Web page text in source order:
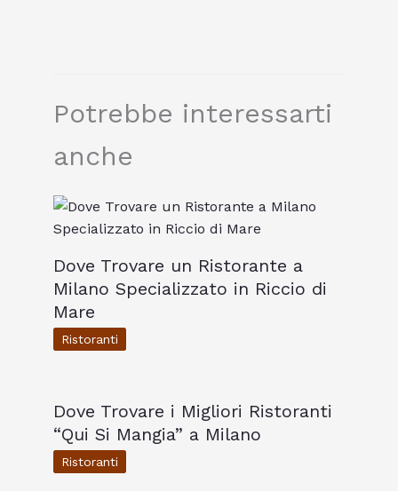
Potrebbe interessarti
anche
Dove Trovare un Ristorante a
Milano Specializzato in Riccio di
Mare
Ristoranti
Dove Trovare i Migliori Ristoranti
“Qui Si Mangia” a Milano
Ristoranti